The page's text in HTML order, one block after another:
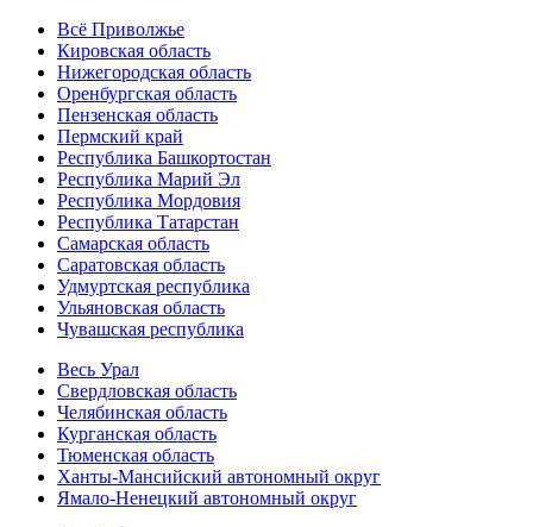
Всё Приволжье
Кировская область
Нижегородская область
Оренбургская область
Пензенская область
Пермский край
Республика Башкортостан
Республика Марий Эл
Республика Мордовия
Республика Татарстан
Самарская область
Саратовская область
Удмуртская республика
Ульяновская область
Чувашская республика
Весь Урал
Свердловская область
Челябинская область
Курганская область
Тюменская область
Ханты-Мансийский автономный округ
Ямало-Ненецкий автономный округ